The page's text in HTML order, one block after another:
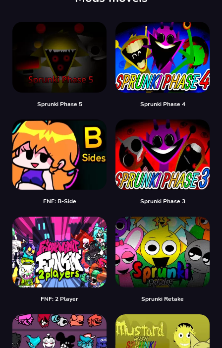
Sprunki Phase 5 Sprunki Phase 4
FNF: B-Side Sprunki Phase 3
FNF: 2 Player Sprunki Retake